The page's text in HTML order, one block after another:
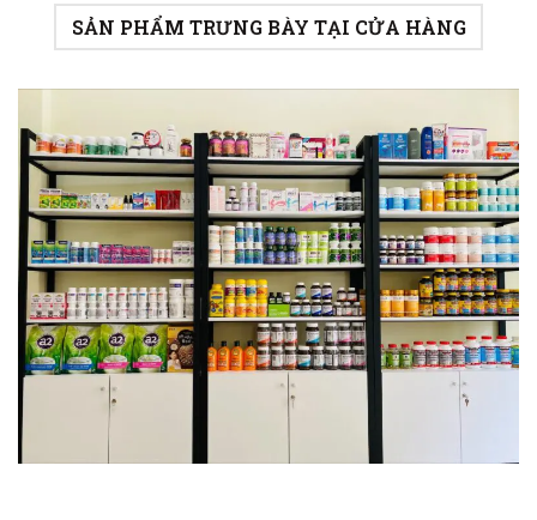
SẢN PHẨM TRƯNG BÀY TẠI CỬA HÀNG